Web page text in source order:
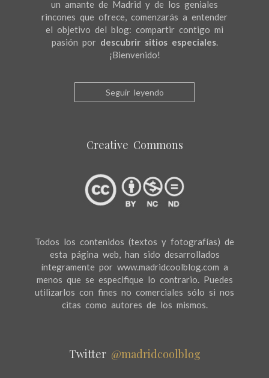
un amante de Madrid y de los geniales
rincones que ofrece, comenzarás a entender
el objetivo del blog: compartir contigo mi
pasión por descubrir sitios especiales.
¡Bienvenido!
Seguir leyendo
Creative Commons
Todos los contenidos (textos y fotografías) de
esta página web, han sido desarrollados
íntegramente por www.madridcoolblog.com a
menos que se especifique lo contrario. Puedes
utilizarlos con fines no comerciales sólo si nos
citas como autores de los mismos.
Twitter @madridcoolblog